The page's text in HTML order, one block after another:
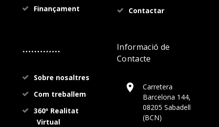
Finançament
Contactar
.............
Sobre nosaltres
Com treballem
360º Realitat
Virtual
Informació de
Contacte
Carretera
Barcelona 144,
08205 Sabadell
(BCN)